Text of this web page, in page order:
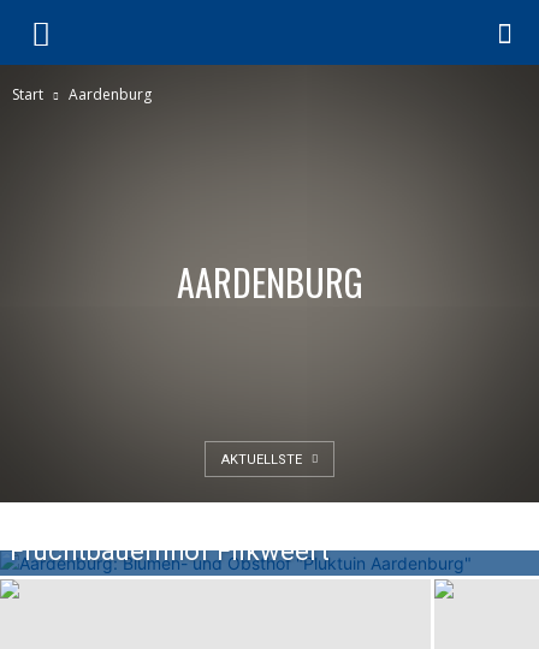
Start Aardenburg
AARDENBURG
AKTUELLSTE
Fruchtbauernhof Flikweert